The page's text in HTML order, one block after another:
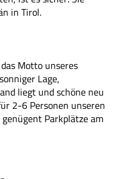
in Tirol.
Motto unseres
Lage,
liegt und schöne neu
2-6 Personen unseren
Parkplätze am